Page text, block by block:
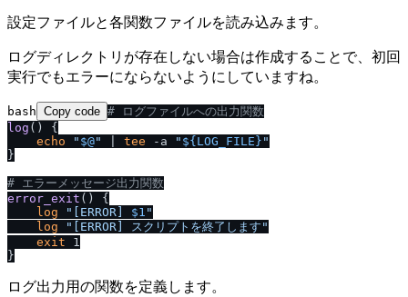
設定ファイルと各関数ファイルを読み込みます。
ログディレクトリが存在しない場合は作成することで、初回
実行でもエラーにならないようにしていますね。
bash Copy code # ログファイルへの出力関数
log () {
echo
" $@" tee -a " ${LOG_FILE} "
}
# エラーメッセージ出力関数
error_exit () {
log
"[ERROR] $1 "
log
"[ERROR] スクリプトを終了します"
exit 1
ログ出力用の関数を定義します。